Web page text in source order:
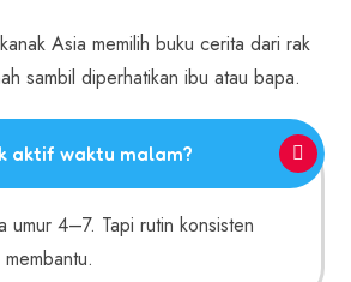
aktif waktu malam?
umur 4–7. Tapi rutin konsisten